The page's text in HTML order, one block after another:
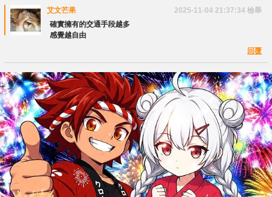
艾文芒果 2025-11-04 21:37:34 檢舉
確實擁有的交通手段越多
感覺越自由
回覆